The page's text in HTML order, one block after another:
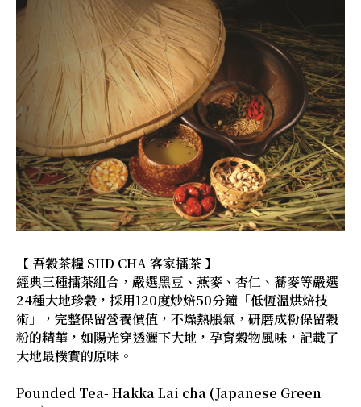
【 吾穀茶糧 SIID CHA 客家擂茶 】
經典三種擂茶組合，嚴選黑豆、燕麥、杏仁、蕎麥等嚴選
24種大地珍穀，採用120度炒焙50分鐘「低恆溫烘焙技
術」，完整保留營養價值，不燥熱脹氣，研磨成粉保留穀
粉的精華，如陽光穿透灑下大地，孕育穀物風味，記載了
大地最樸實的原味。
Pounded Tea- Hakka Lai cha (Japanese Green